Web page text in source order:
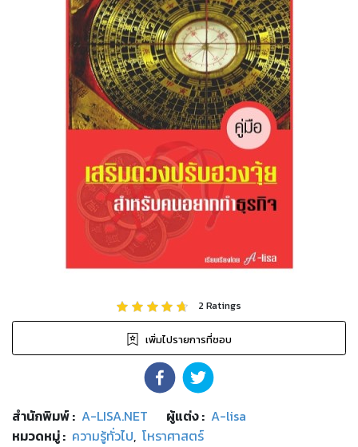
2Ratings
เพิ่มไปรายการที่ชอบ
สำนักพิมพ์: A-LISA.NET ผู้แต่ง : A-lisa
หมวดหมู่: ความรู้ทั่วไป, โหราศาสตร์